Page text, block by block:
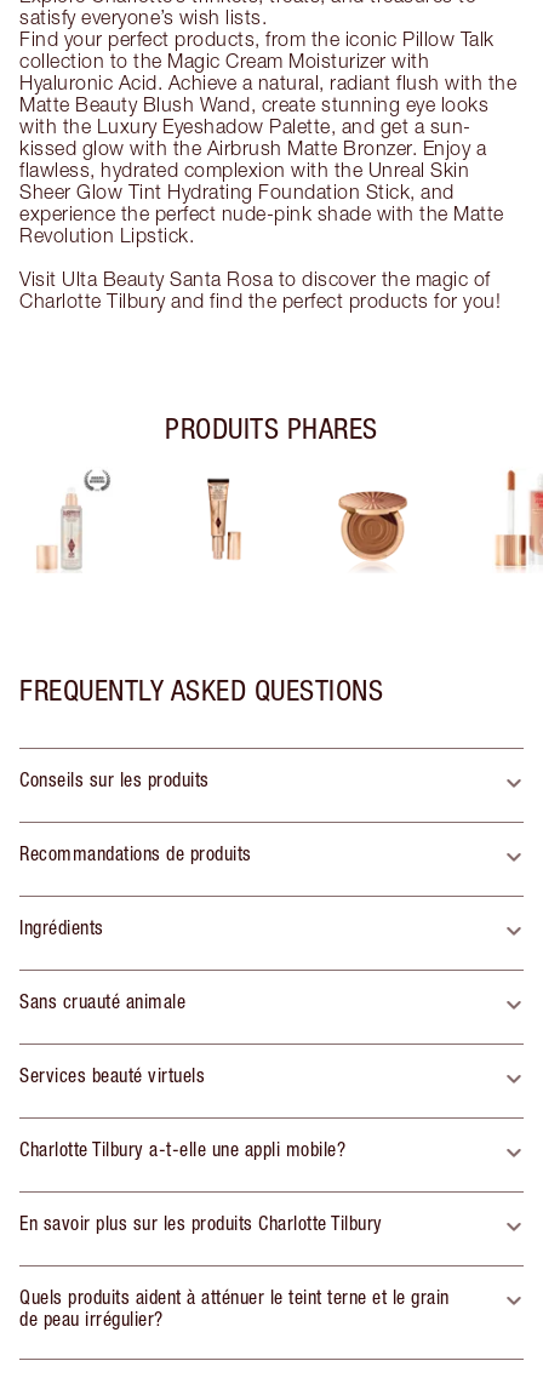
satisfy everyone’s wish lists.
Find your perfect products, from the iconic Pillow Talk
collection to the Magic Cream Moisturizer with
Hyaluronic Acid. Achieve a natural, radiant flush with the
Matte Beauty Blush Wand, create stunning eye looks
with the Luxury Eyeshadow Palette, and get a sun-
kissed glow with the Airbrush Matte Bronzer. Enjoy a
flawless, hydrated complexion with the Unreal Skin
Sheer Glow Tint Hydrating Foundation Stick, and
experience the perfect nude-pink shade with the Matte
Revolution Lipstick.
Visit Ulta Beauty Santa Rosa to discover the magic of
Charlotte Tilbury and find the perfect products for you!
PRODUITS PHARES
FREQUENTLY ASKED QUESTIONS
Conseils sur les produits
Recommandations de produits
Ingrédients
Sans cruauté animale
Services beauté virtuels
Charlotte Tilbury a-t-elle une appli mobile?
En savoir plus sur les produits Charlotte Tilbury
Quels produits aident à atténuer le teint terne et le grain
de peau irrégulier?